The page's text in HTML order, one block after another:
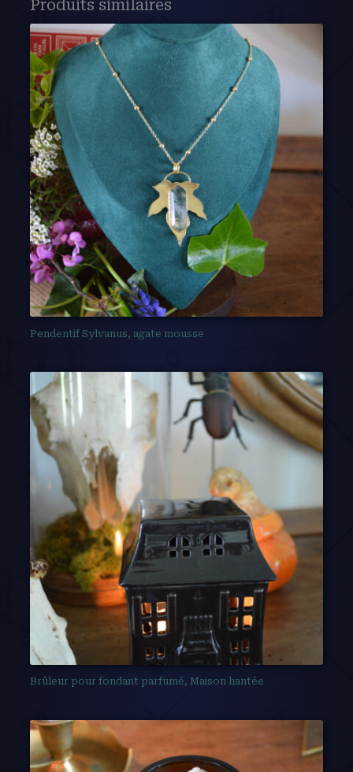
Produits similaires
Pendentif Sylvanus, agate mousse
Brûleur pour fondant parfumé, Maison hantée